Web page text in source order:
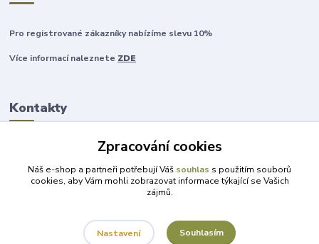
Pro registrované zákazníky nabízíme slevu 10%
Více informací naleznete ZDE
Kontakty
+420 777 315 999
obchod@darky-pro-radost.cz
Zpracování cookies
Náš e-shop a partneři potřebují Váš souhlas s použitím souborů
cookies, aby Vám mohli zobrazovat informace týkající se Vašich
zájmů.
Nastavení Souhlasím